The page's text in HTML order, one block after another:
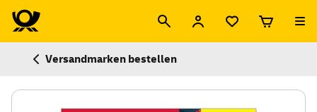
Versandmarken bestellen